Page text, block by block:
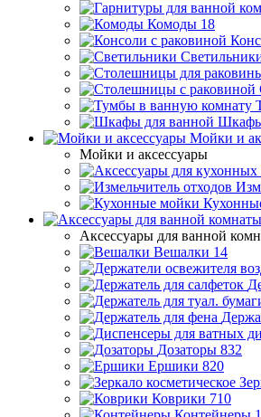
Комоды 18
Шкафы
Мойки и
Мойки и аксессуары
Аксессуары для ванной
Вешалки 14
Дозаторы 832
Ершики 820
Коврики 710